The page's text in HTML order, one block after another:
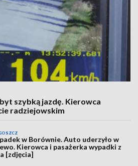
szybką jazdę. Kierowca
radziejowskim
w Borównie. Auto uderzyło w
Kierowca i pasażerka wypadki z
[zdjęcia]